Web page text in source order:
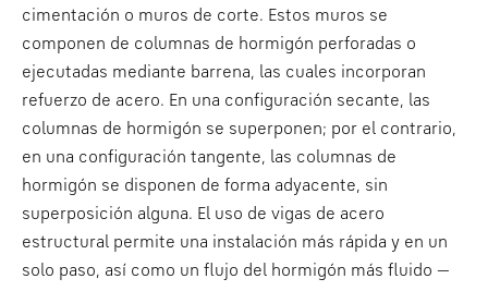
cimentación o muros de corte. Estos muros se
componen de columnas de hormigón perforadas o
ejecutadas mediante barrena, las cuales incorporan
refuerzo de acero. En una configuración secante, las
columnas de hormigón se superponen; por el contrario,
en una configuración tangente, las columnas de
hormigón se disponen de forma adyacente, sin
superposición alguna. El uso de vigas de acero
estructural permite una instalación más rápida y en un
solo paso, así como un flujo del hormigón más fluido —